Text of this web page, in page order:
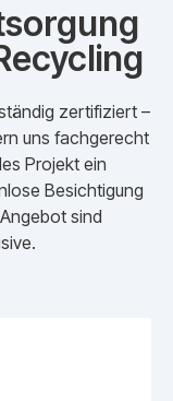
zertifiziert –
uns fachgerecht
Projekt ein
Besichtigung
sind